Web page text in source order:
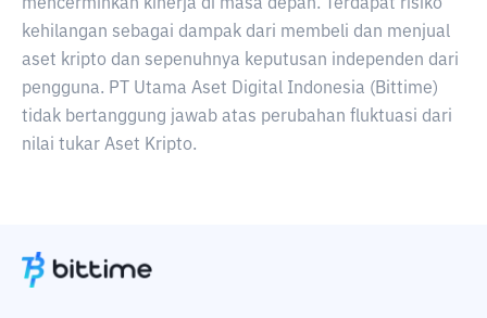
mencerminkan kinerja di masa depan. Terdapat risiko
kehilangan sebagai dampak dari membeli dan menjual
aset kripto dan sepenuhnya keputusan independen dari
pengguna. PT Utama Aset Digital Indonesia (Bittime)
tidak bertanggung jawab atas perubahan fluktuasi dari
nilai tukar Aset Kripto.